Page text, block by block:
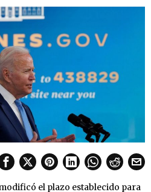
el plazo establecido para